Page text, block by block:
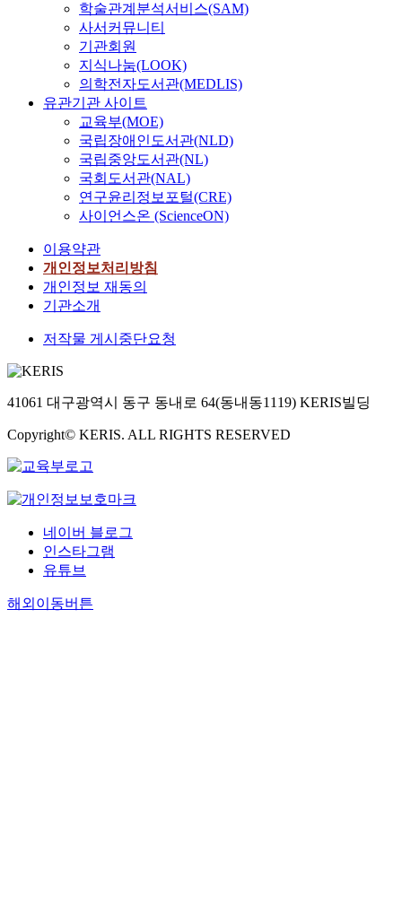
학술관계분석서비스(SAM)
사서커뮤니티
기관회원
지식나눔(LOOK)
의학전자도서관(MEDLIS)
유관기관 사이트
교육부(MOE)
국립장애인도서관(NLD)
국립중앙도서관(NL)
국회도서관(NAL)
연구윤리정보포털(CRE)
사이언스온 (ScienceON)
이용약관
개인정보처리방침
개인정보 재동의
기관소개
저작물 게시중단요청
41061 대구광역시 동구 동내로 64(동내동1119) KERIS빌딩
Copyright© KERIS. ALL RIGHTS RESERVED
네이버 블로그
인스타그램
유튜브
해외이동버튼